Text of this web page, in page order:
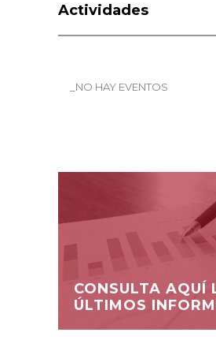
Actividades
_NO HAY EVENTOS
CONSULTA AQUÍ
ÚLTIMOS